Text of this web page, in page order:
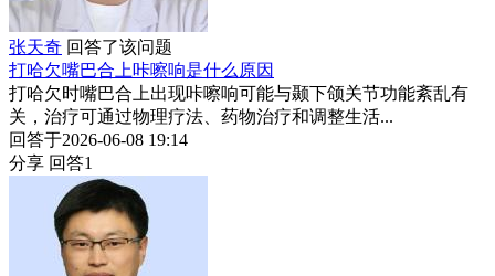
张天奇 回答了该问题
打哈欠嘴巴合上咔嚓响是什么原因
打哈欠时嘴巴合上出现咔嚓响可能与颞下颌关节功能紊乱有
关，治疗可通过物理疗法、药物治疗和调整生活...
回答于2026-06-08 19:14
分享 回答1